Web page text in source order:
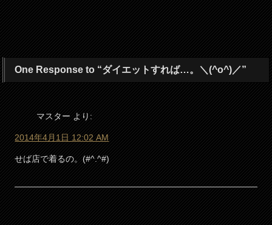
One Response to “ダイエットすれば…。＼(^o^)／”
マスター より:
2014年4月1日 12:02 AM
せば店で着るの。(#^.^#)